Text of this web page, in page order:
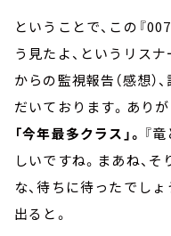
ということで、この『
う見たよ、というリス
からの監視報告（感想）
だいております。あり
「今年最多クラス」。 『
しいですね。まあね、
な、待ちに待ったでし
出ると。